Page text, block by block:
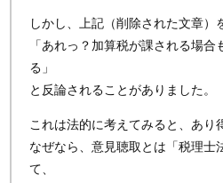
しかし、上記（削除された文章）
「あれっ？加算税が課される場合
る」
と反論されることがありました。
これは法的に考えてみると、あり
なぜなら、意見聴取とは「税理士
て、